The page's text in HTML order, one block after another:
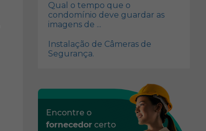
Qual o tempo que o
condomínio deve guardar as
imagens de ...
Instalação de Câmeras de
Segurança.
Encontre o
fornecedor certo